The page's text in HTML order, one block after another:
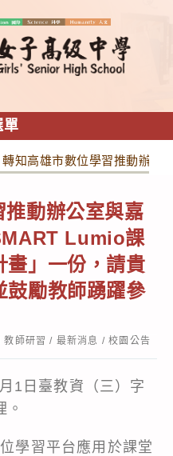
單
轉知高雄市數位學習推動辦公
動辦公室與嘉
Lumio課
畫」一份，請貴
鼓勵教師踴躍參
教師研習 / 最新消息 / 校園公告
1日臺教資（三）字
學習平台應用於課堂